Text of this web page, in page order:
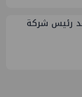
رئيس شركة